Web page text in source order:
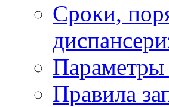
Сроки,
Параметры
Правила